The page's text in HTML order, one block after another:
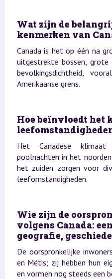
Wat zijn de
kenmerken van
Canada is het op één na
uitgestrekte bossen, grote
bevolkingsdichtheid,
Amerikaanse grens.
Hoe beïnvloedt het
Het Canadese
poolnachten in het
het zuiden zorgen voor
leefomstandigheden.
Wie zijn de
volgens Canada:
geografie,
De oorspronkelijke
en Métis; zij hebben hun
en vormen nog steeds een